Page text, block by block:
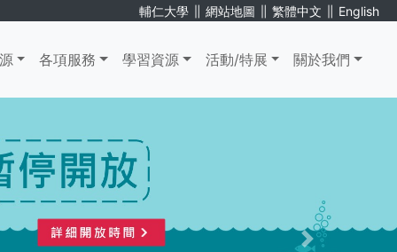
輔仁大學 ∥ 網站地圖 ∥ 繁體中文 ∥ English
各項服務 學習資源 活動/特展 關於我們